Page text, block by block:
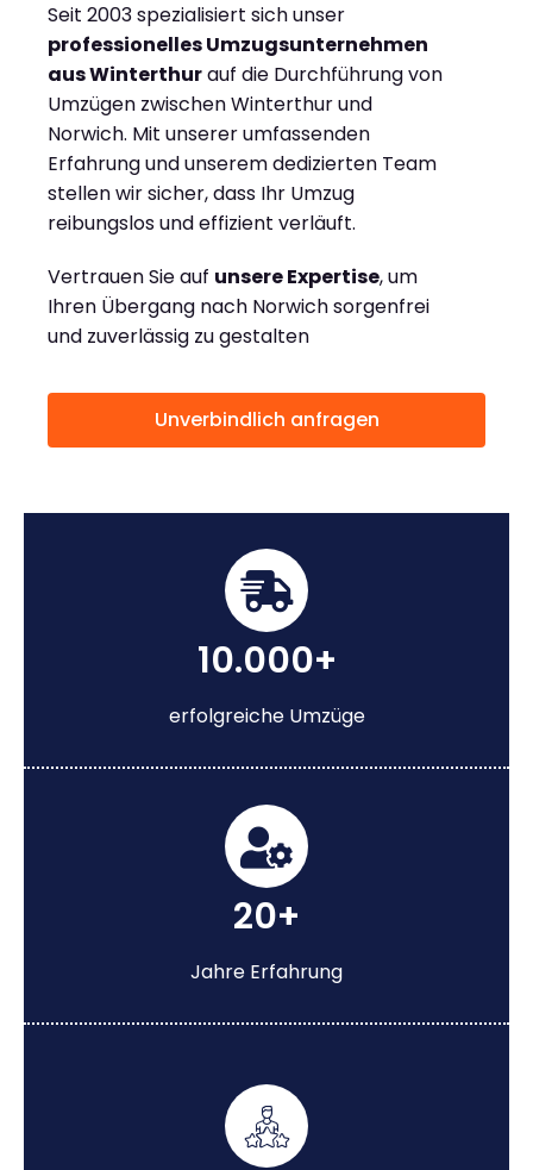
Seit 2003 spezialisiert sich unser
professionelles Umzugsunternehmen
aus Winterthurauf die Durchführung von
Umzügen zwischen Winterthur und
Norwich. Mit unserer umfassenden
Erfahrung und unserem dedizierten Team
stellen wir sicher, dass Ihr Umzug
reibungslos und effizient verläuft.
Vertrauen Sie auf unsere Expertise, um
Ihren Übergang nach Norwich sorgenfrei
und zuverlässig zu gestalten
Unverbindlich anfragen
10.000+
erfolgreiche Umzüge
20+
Jahre Erfahrung